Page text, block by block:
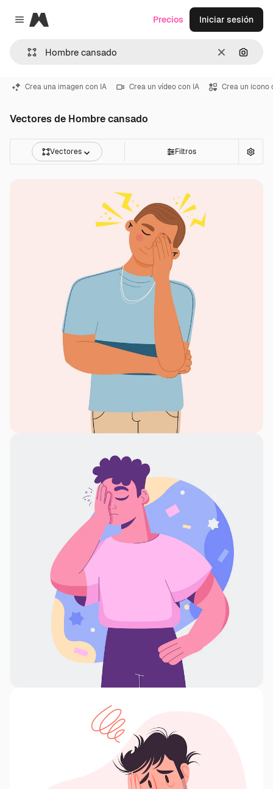
Close menu
Magnific
Borrar
Precios Iniciar sesión
Crea una imagen con IA Crea un vídeo con IA Crea un icono
Vectores de Hombre cansado
Vectores Filtros